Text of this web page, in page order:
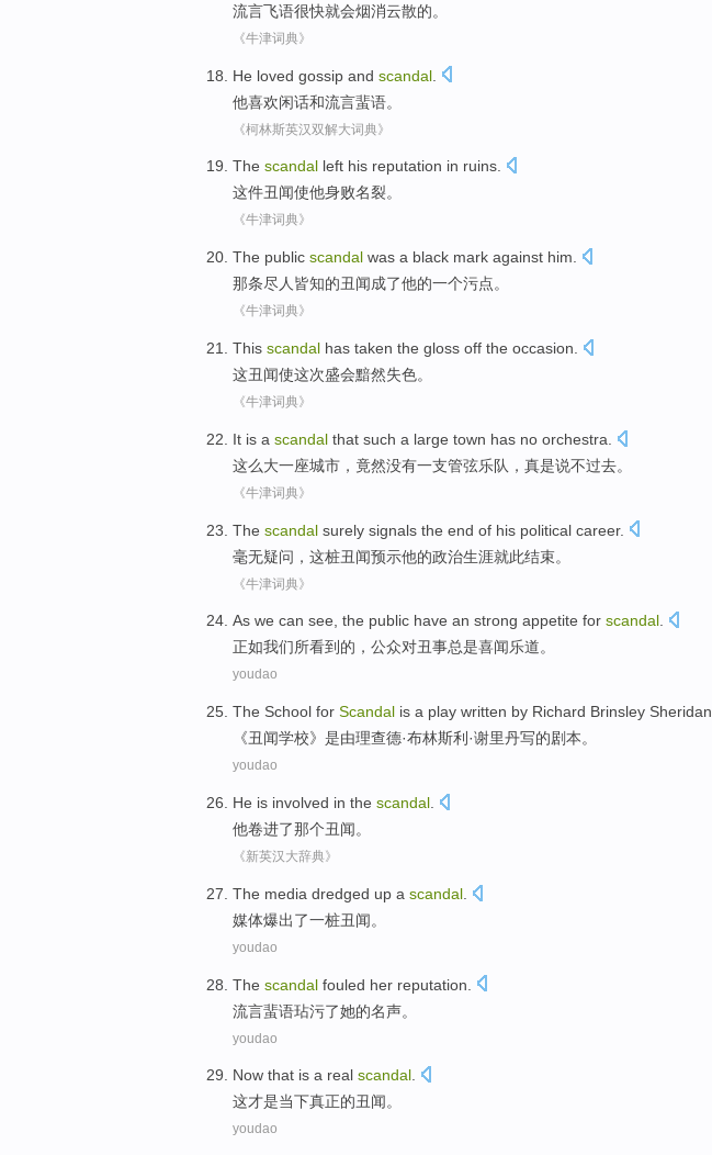
流言飞语很快就会烟消云散的。
《牛津词典》
He loved gossip and scandal
他喜欢闲话和流言蜚语。
《柯林斯英汉双解大词典》
The scandal left his reputation in ruins.
这件丑闻使他身败名裂。
《牛津词典》
The public scandal was a black mark against him
那条尽人皆知的丑闻成了他的一个污点。
《牛津词典》
This scandal has taken the gloss off the occasion.
这丑闻使这次盛会黯然失色。
《牛津词典》
It is a scandal that such a large town has no orchestra
这么大一座城市 ，竟然没有一支管弦乐队，真是说不过去。
《牛津词典》
The scandal surely signals the end of his political career.
毫无疑问 ， 这桩丑闻预示他的政治生涯就此结束。
《牛津词典》
As we can see, the public have an strong appetite for scandal.
正如我们所看到 的， 公众对丑事总是喜闻乐道。
youdao
The School for Scandal is a play written by Richard Brinsley Sheridan
《丑闻学校》 是由理查德·布林斯利·谢里丹写的剧本。
youdao
He is involved in the scandal
他卷进了那个丑闻。
《新英汉大辞典》
The media dredged up a scandal
媒体爆出了一桩丑闻。
youdao
The scandal fouled her reputation
流言蜚语玷污了她的名声。
youdao
Now that is a real scandal.
这才是当下真正的丑闻。
youdao